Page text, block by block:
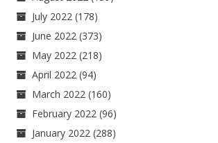
July 2022 (178)
June 2022 (373)
May 2022 (218)
April 2022 (94)
March 2022 (160)
February 2022 (96)
January 2022 (288)